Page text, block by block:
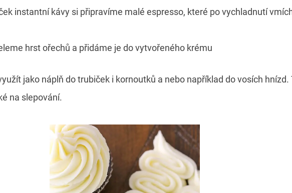
instantní kávy si připravíme malé espresso, které po vychladnutí
hrst ořechů a přidáme je do vytvořeného krému
jako náplň do trubiček i kornoutků a nebo například do vosích hnízd.
na slepování.